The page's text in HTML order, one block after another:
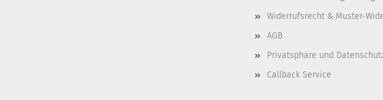
Widerrufsrecht & Muster-
AGB
Privatsphäre und
Callback Service